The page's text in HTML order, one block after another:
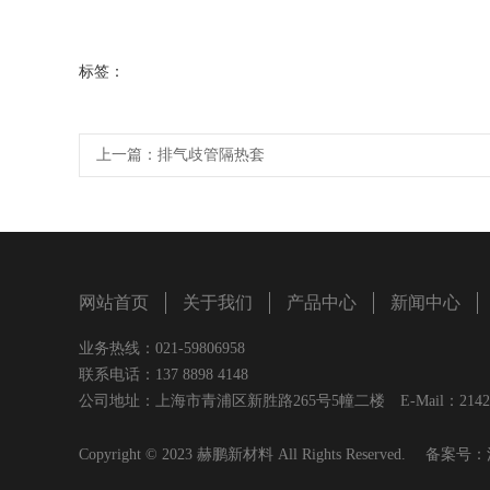
标签：
上一篇： 排气歧管隔热套
网站首页 关于我们 产品中心 新闻中心
业务热线：021-59806958
联系电话：137 8898 4148
公司地址：上海市青浦区新胜路265号5幢二楼 E-Mail：
Copyright © 2023 赫鹏新材料 All Rights Reserved. 备案号：